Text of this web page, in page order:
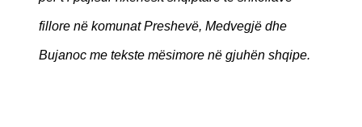
fillore në komunat Preshevë, Medvegjë dhe
Bujanoc me tekste mësimore në gjuhën shqipe.